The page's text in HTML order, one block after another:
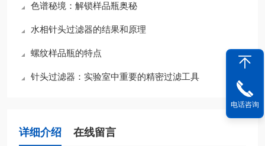
色谱秘境：解锁样品瓶奥秘
水相针头过滤器的结果和原理
螺纹样品瓶的特点
针头过滤器：实验室中重要的精密过滤工具
详细介绍 在线留言
电话咨询